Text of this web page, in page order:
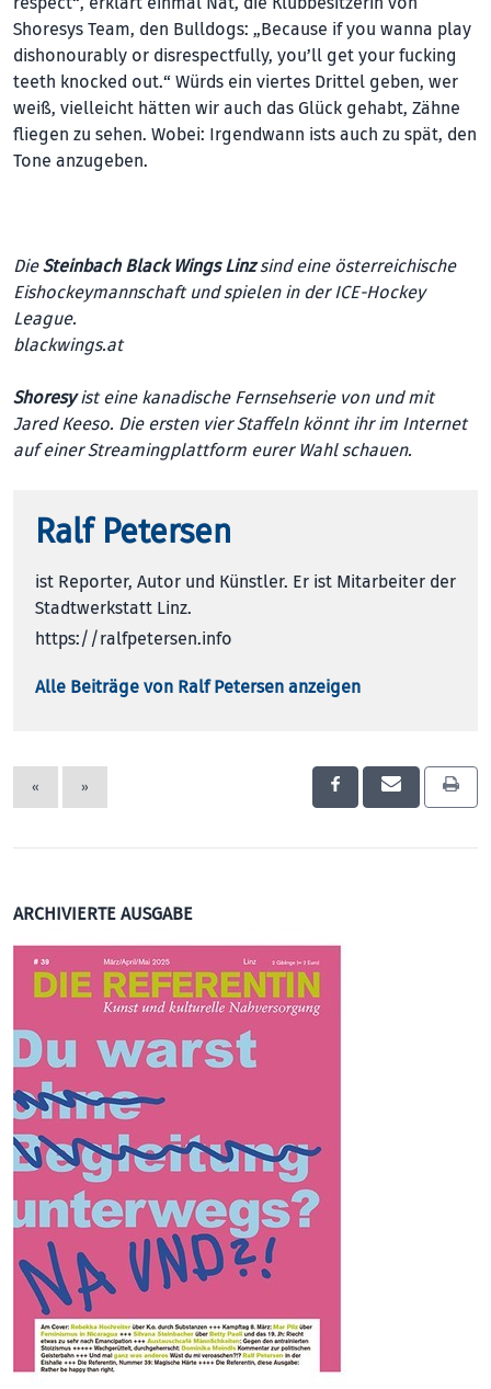
Shoresys Team, den Bulldogs: „Because if you wanna play
dishonourably or disrespectfully, you’ll get your fucking
teeth knocked out.“ Würds ein viertes Drittel geben, wer
weiß, vielleicht hätten wir auch das Glück gehabt, Zähne
fliegen zu sehen. Wobei: Irgendwann ists auch zu spät, den
Tone anzugeben.
DieSteinbach Black Wings Linzsind eine österreichische
Eishockeymannschaft und spielen in der ICE-Hockey
League.
blackwings.at
Shoresyist eine kanadische Fernsehserie von und mit
Jared Keeso. Die ersten vier Staffeln könnt ihr im Internet
auf einer Streamingplattform eurer Wahl schauen.
Ralf Petersen
ist Reporter, Autor und Künstler. Er ist Mitarbeiter der
Stadtwerkstatt Linz.
https://ralfpetersen.info
Alle Beiträge von Ralf Petersen anzeigen
« »
ARCHIVIERTE AUSGABE